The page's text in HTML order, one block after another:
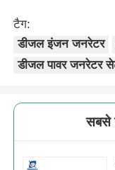
टैग:
डीजल इंजन जनरेटर
डीजल पावर जनरेटर
सबसे